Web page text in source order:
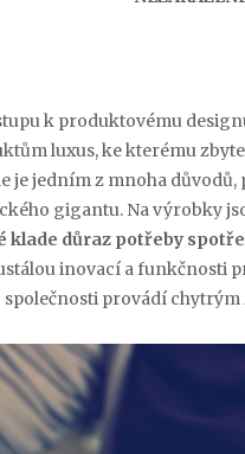
k produktovému
luxus, ke kterému
je jedním z mnoha
gigantu. Na výrobky
klade důraz potřeby
inovací a funkčnosti
provádí